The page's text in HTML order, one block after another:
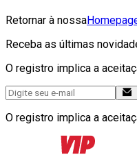
Retornar à nossa
Receba as últimas
O registro implica a
O registro implica a